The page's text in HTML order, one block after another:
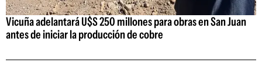
Vicuña adelantará U$S 250 millones para obras en San Juan
antes de iniciar la producción de cobre